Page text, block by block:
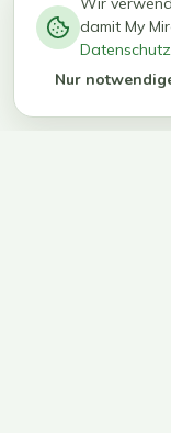
kg in 12
Wochen
ihr Ziel
damit My
Nur